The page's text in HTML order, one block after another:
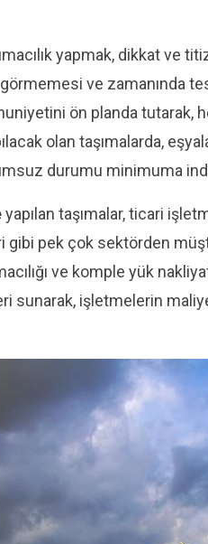
yapmak, dikkat ve
ve zamanında
ön planda tutarak,
olan taşımalarda,
durumu minimuma
yapılan taşımalar, ticari
gibi pek çok sektörden
ve komple yük
sunarak, işletmelerin